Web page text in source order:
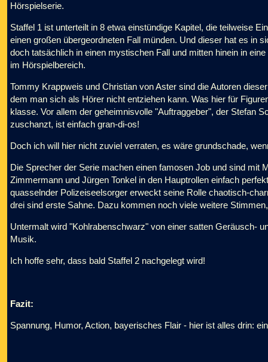
Hörspielserie.
Staffel 1 ist unterteilt in 8 etwa einstündige Kapitel, die teilweise
einen großen übergeordneten Fall münden. Und dieser hat es in
doch tatsächlich in einen mystischen Fall und mitten hinein in
im Hörspielbereich.
Tommy Krappweis und Christian von Aster sind die Autoren
dem man sich als Hörer nicht entziehen kann. Was hier für
klasse. Vor allem der geheimnisvolle "Auftraggeber", der Stefan
zuschanzt, ist einfach gran-di-os!
Doch ich will hier nicht zuviel verraten, es wäre grundschade,
Die Sprecher der Serie machen einen famosen Job und sind mit
Zimmermann und Jürgen Tonkel in den Hauptrollen einfach
quasselnder Polizeiseelsorger erweckt seine Rolle chaotisch-
drei sind erste Sahne. Dazu kommen noch viele weitere
Untermalt wird "Kohlrabenschwarz" von einer satten Geräusch-
Musik.
Ich hoffe sehr, dass bald Staffel 2 nachgelegt wird!
Fazit:
Spannung, Humor, Action, bayerisches Flair - hier ist alles drin: